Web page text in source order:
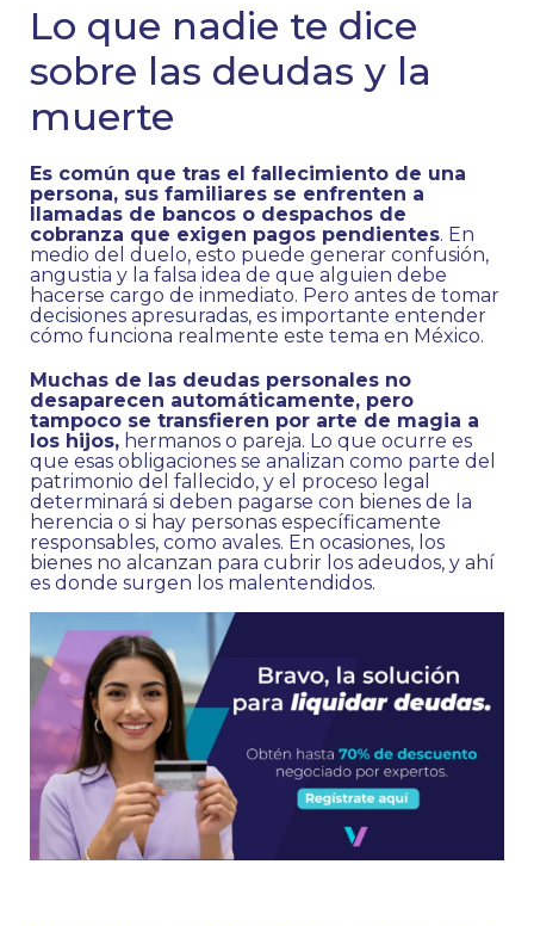
Lo que nadie te dice
sobre las deudas y la
muerte
Es común que tras el fallecimiento de una
persona, sus familiares se enfrenten a
llamadas de bancos o despachos de
cobranza que exigen pagos pendientes. En
medio del duelo, esto puede generar confusión,
angustia y la falsa idea de que alguien debe
hacerse cargo de inmediato. Pero antes de tomar
decisiones apresuradas, es importante entender
cómo funciona realmente este tema en México.
Muchas de las deudas personales no
desaparecen automáticamente, pero
tampoco se transfieren por arte de magia a
los hijos, hermanos o pareja. Lo que ocurre es
que esas obligaciones se analizan como parte del
patrimonio del fallecido, y el proceso legal
determinará si deben pagarse con bienes de la
herencia o si hay personas específicamente
responsables, como avales. En ocasiones, los
bienes no alcanzan para cubrir los adeudos, y ahí
es donde surgen los malentendidos.